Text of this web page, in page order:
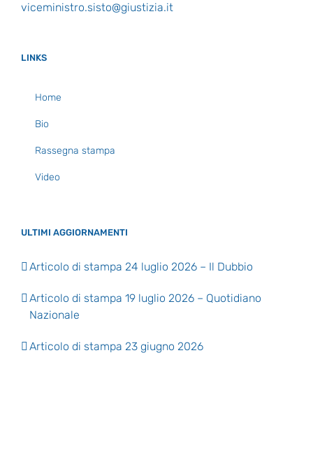
viceministro.sisto@giustizia.it
LINKS
Home
Bio
Rassegna stampa
Video
ULTIMI AGGIORNAMENTI
Articolo di stampa 24 luglio 2026 – Il Dubbio
Articolo di stampa 19 luglio 2026 – Quotidiano
Nazionale
Articolo di stampa 23 giugno 2026